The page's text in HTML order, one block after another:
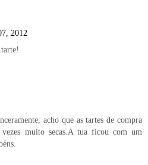
2012
acho que as tartes de compra
muito secas.A tua ficou com um